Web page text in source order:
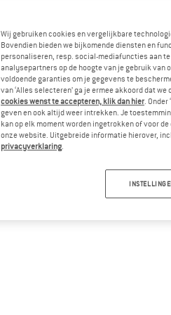
Wij gebruiken cookies en vergelijkbare
Bovendien bieden we bijkomende diensten en
personaliseren, resp. social-mediafuncties aan
analysepartners op de hoogte van je gebruik van
voldoende garanties om je gegevens te
van ‘Alles selecteren’ ga je ermee akkoord dat
cookies wenst te accepteren, klik dan hier.
geven en ook altijd weer intrekken. Je
kan op elk moment worden ingetrokken of voor
onze website. Uitgebreide informatie hierover,
privacyverklaring.